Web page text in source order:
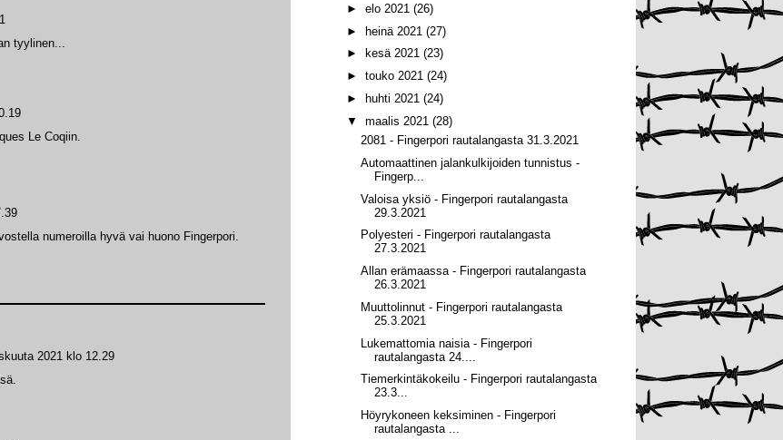
numeroilla hyvä vai huono Fingerpori.
2021 klo 12.29
Le Coqiin.
tyylinen...
► elo 2021 (26)
► heinä 2021 (27)
►
kesä 2021 (23)
► touko 2021 (24)
►
huhti 2021 (24)
▼ maalis 2021 (28)
2081 - Fingerpori rautalangasta 31.3.2021
Automaattinen jalankulkijoiden tunnistus -
Fingerp...
Valoisa yksiö - Fingerpori rautalangasta
29.3.2021
Polyesteri - Fingerpori rautalangasta
27.3.2021
Allan erämaassa - Fingerpori rautalangasta
26.3.2021
Muuttolinnut - Fingerpori rautalangasta
25.3.2021
Lukemattomia naisia - Fingerpori
rautalangasta 24....
Tiemerkintäkokeilu - Fingerpori rautalangasta
23.3...
Höyrykoneen keksiminen - Fingerpori
rautalangasta ...